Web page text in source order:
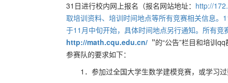
31日进行校内网上报名（报名网站地址： http://
取培训资料、培训时间地点等所有竞赛相关信息
于11月中旬开始，具体时间地点另行通知。所有竞
http://math.cqu.edu.cn/ ”的“公告”栏目和培训
参赛队的要求如下：
1．参加过全国大学生数学建模竞赛，或学习